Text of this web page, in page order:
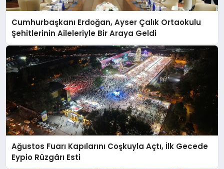
Cumhurbaşkanı Erdoğan, Ayser Çalık Ortaokulu
Şehitlerinin Aileleriyle Bir Araya Geldi
Ağustos Fuarı Kapılarını Coşkuyla Açtı, İlk Gecede
Eypio Rüzgârı Esti